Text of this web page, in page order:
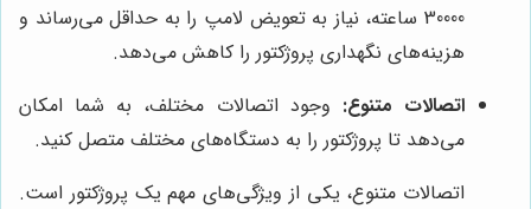
30000 ساعته، نیاز به تعویض لامپ را به حداقل می‌رساند و
هزینه‌های نگهداری پروژکتور را کاهش می‌دهد.
اتصالات متنوع: وجود اتصالات مختلف، به شما امکان
می‌دهد تا پروژکتور را به دستگاه‌های مختلف متصل کنید.
اتصالات متنوع، یکی از ویژگی‌های مهم یک پروژکتور است.